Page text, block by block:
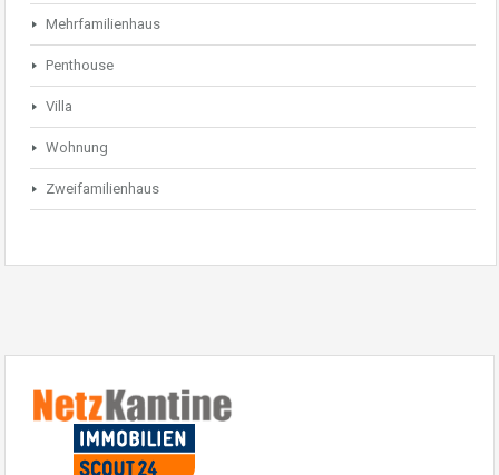
Mehrfamilienhaus
Penthouse
Villa
Wohnung
Zweifamilienhaus